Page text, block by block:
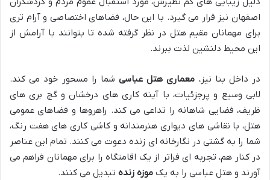
اصفهان نیز قرار می گیرد. با این حال، فضاهای اختصاصی و آرام تری
برای مهمانان مقیم هتل در نظر گرفته شده تا بتوانند با آرامش از
این محیط دلنشین لذت ببرند.
در داخل بنا نیز، معماری هتل عباسی شما را مسحور خود می کند.
لابی وسیع و پرجزئیات، با آینه کاری های درخشان و گچ بری های
ظریف، فضایی شاهانه را تداعی می کند. راهروها و فضاهای عمومی
هتل، با نقاشی های دیواری هنرمندانه و کاشی کاری های هفت رنگ،
شما را به گشتی در نگارخانه ای زنده دعوت می کنند. تمام این عناصر
در کنار هم، تجربه ای فراتر از یک اقامتگاه را برای مهمانان فراهم می
آورند و هتل عباسی را به یک موزه زنده تبدیل می کنند.